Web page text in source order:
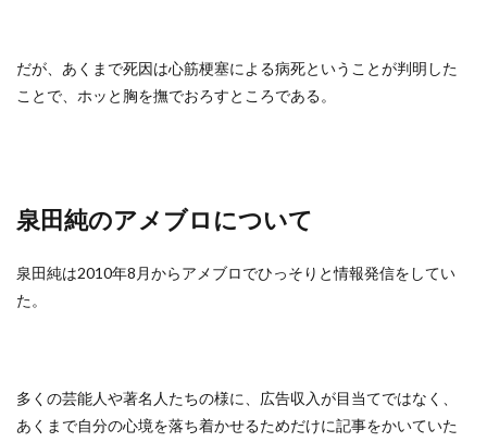
だが、あくまで死因は心筋梗塞による病死ということが判明した
ことで、ホッと胸を撫でおろすところである。
泉田純のアメブロについて
泉田純は2010年8月からアメブロでひっそりと情報発信をしてい
た。
多くの芸能人や著名人たちの様に、広告収入が目当てではなく、
あくまで自分の心境を落ち着かせるためだけに記事をかいていた